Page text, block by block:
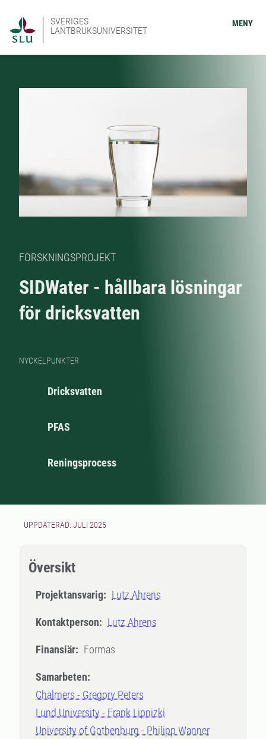
SVERIGES
LANTBRUKSUNIVERSITET
MENY
FORSKNINGSPROJEKT
SIDWater - hållbara lösningar
för dricksvatten
NYCKELPUNKTER
Dricksvatten
PFAS
Reningsprocess
UPPDATERAD: JULI 2025
Översikt
Projektansvarig: Lutz Ahrens
Kontaktperson: Lutz Ahrens
Finansiär: Formas
Samarbeten:
Chalmers - Gregory Peters
Lund University - Frank Lipnizki
University of Gothenburg - Philipp Wanner